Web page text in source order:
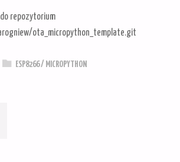
do repozytorium
ota_micropython_template.git
ESP8266/ MICROPYTHON